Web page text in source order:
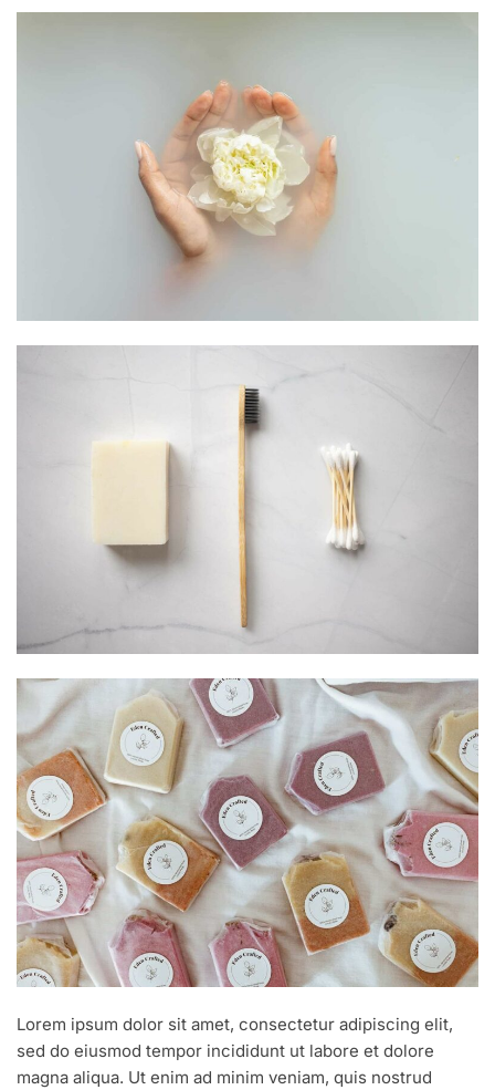
Lorem ipsum dolor sit amet, consectetur adipiscing elit,
sed do eiusmod tempor incididunt ut labore et dolore
magna aliqua. Ut enim ad minim veniam, quis nostrud